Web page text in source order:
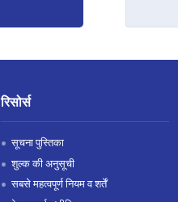
रिसोर्स
सूचना पुस्तिका
शुल्क की अनुसूची
सबसे महत्वपूर्ण नियम व शर्तें